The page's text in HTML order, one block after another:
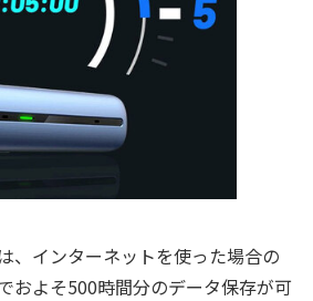
、インターネットを使った場合の
およそ500時間分のデータ保存が可